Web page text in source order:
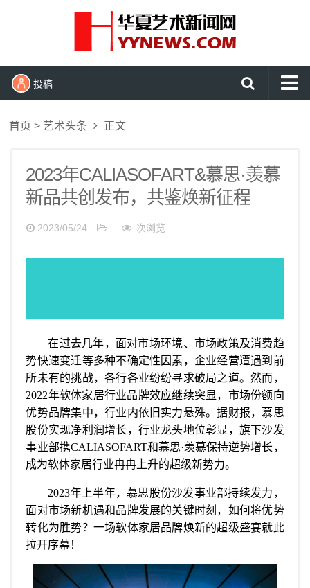
投稿
艺展资讯
收藏拍卖
综艺文旅
摄影艺术
社会新闻
首页 > 艺术头条 正文
2023年CALIASOFART&慕思·羡慕
新品共创发布，共鉴焕新征程
2023/05/24 次浏览
在过去几年，面对市场环境、市场政策及消费趋
势快速变迁等多种不确定性因素，企业经营遭遇到前
所未有的挑战，各行各业纷纷寻求破局之道。然而，
2022年软体家居行业品牌效应继续突显，市场份额向
优势品牌集中，行业内依旧实力悬殊。据财报，慕思
股份实现净利润增长，行业龙头地位彰显，旗下沙发
事业部携CALIASOFART和慕思·羡慕保持逆势增长，
成为软体家居行业冉冉上升的超级新势力。
2023年上半年，慕思股份沙发事业部持续发力，
面对市场新机遇和品牌发展的关键时刻，如何将优势
转化为胜势？一场软体家居品牌焕新的超级盛宴就此
拉开序幕！